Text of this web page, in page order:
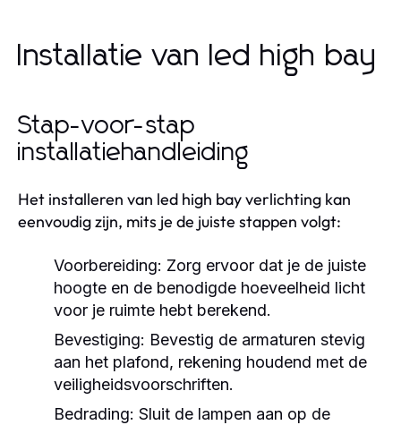
Installatie van led high bay
Stap-voor-stap
installatiehandleiding
Het installeren van led high bay verlichting kan
eenvoudig zijn, mits je de juiste stappen volgt:
Voorbereiding: Zorg ervoor dat je de juiste
hoogte en de benodigde hoeveelheid licht
voor je ruimte hebt berekend.
Bevestiging: Bevestig de armaturen stevig
aan het plafond, rekening houdend met de
veiligheidsvoorschriften.
Bedrading: Sluit de lampen aan op de